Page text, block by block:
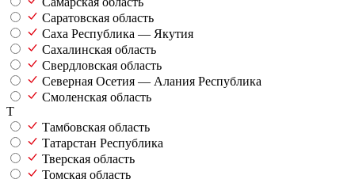
Саратовская область
Саха Республика — Якутия
Сахалинская область
Свердловская область
Северная Осетия — Алания Республика
Смоленская область
Т
Тамбовская область
Татарстан Республика
Тверская область
Томская область